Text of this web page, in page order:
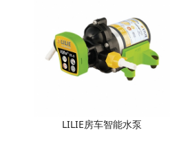
LILIE房车智能水泵